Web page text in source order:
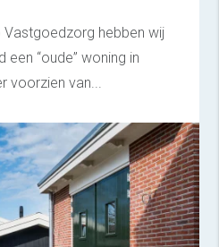
Vastgoedzorg hebben wij
een “oude” woning in
voorzien van...